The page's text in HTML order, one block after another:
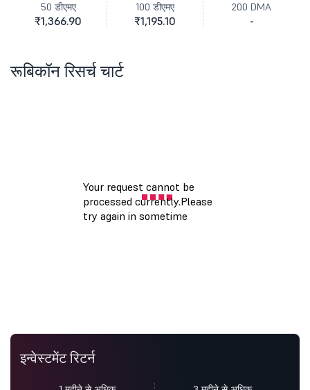
50 डीएमए
₹1,366.90
100 डीएमए
₹1,195.10
200 DMA
-
रूबिकॉन रिसर्च चार्ट
इन्वेस्टमेंट रिटर्न